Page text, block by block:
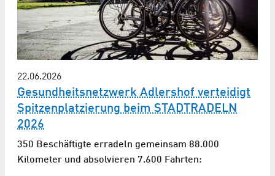
22.06.2026
Gesundheitsnetzwerk Adlershof verteidigt
Spitzenplatzierung beim STADTRADELN
2026
350 Beschäftigte erradeln gemeinsam 88.000
Kilometer und absolvieren 7.600 Fahrten: